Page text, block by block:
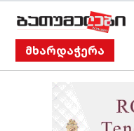
მხარდაჭერა